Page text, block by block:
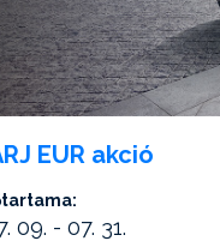
EUR akció
09. - 07. 31.